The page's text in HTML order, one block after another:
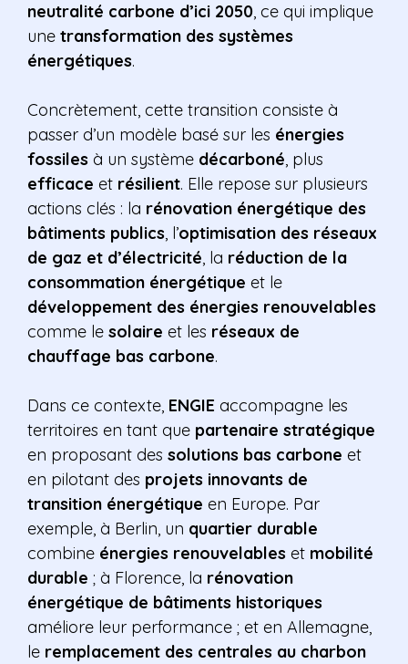
neutralité carbone d’ici 2050, ce qui implique
une transformation des systèmes
énergétiques.
Concrètement, cette transition consiste à
passer d’un modèle basé sur les énergies
fossiles à un système décarboné, plus
efficace et résilient. Elle repose sur plusieurs
actions clés : la rénovation énergétique des
bâtiments publics, l’optimisation des réseaux
de gaz et d’électricité, la réduction de la
consommation énergétique et le
développement des énergies renouvelables
comme le solaire et les réseaux de
chauffage bas carbone.
Dans ce contexte, ENGIE accompagne les
territoires en tant que partenaire stratégique
en proposant des solutions bas carbone et
en pilotant des projets innovants de
transition énergétique en Europe. Par
exemple, à Berlin, un quartier durable
combine énergies renouvelables et mobilité
durable ; à Florence, la rénovation
énergétique de bâtiments historiques
améliore leur performance ; et en Allemagne,
le remplacement des centrales au charbon